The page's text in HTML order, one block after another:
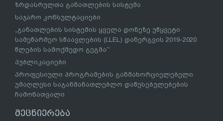
ზრდასრულთა განათლების სისტემა
საჯარო კონსულტაციები
„განათლების სისტემის ყველა დონეზე უწყვეტი
სამეწარმეო სწაავლების (LLEL) დანერგვის 2019-2020
წლების სამოქმედო გეგმა“’
პუბლიკაციები
პროფესიული პროგრამების განმახორციელებელი
უმაღლესი საგანმანათლებლო დაწესებულებების
ჩამონათვალი
მეცნიერება